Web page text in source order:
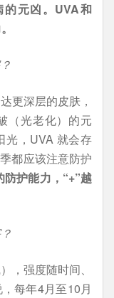
元凶。UVA和
更深层的皮肤，
（光老化）的元
光，UVA 就会存
都应该注意防护
护能力，“+”越
，强度随时间、
每年4月至10月